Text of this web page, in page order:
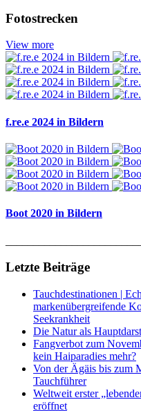
Fotostrecken
View more
f.re.e 2024 in Bildern
Boot 2020 in Bildern
Letzte Beiträge
Tauchdestinationen |
markenübergreifende
Seekrankheit
Die Natur als
Fangverbot zum
kein Haiparadies mehr?
Von der Ägäis bis zum
Tauchführer
Weltweit erster
eröffnet